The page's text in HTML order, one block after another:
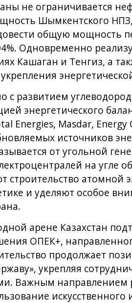
не ограничивается
Шымкентского
общую мощность
Одновременно
Кашаган и Тенгиз, а
развитием
энергетического
Energies, Masdar,
источников
от угольной
на угле
строительство атомной
и уделяют особое
арене Казахстан
ОПЕК+,
продолжает
укрепляя
Важным направлением